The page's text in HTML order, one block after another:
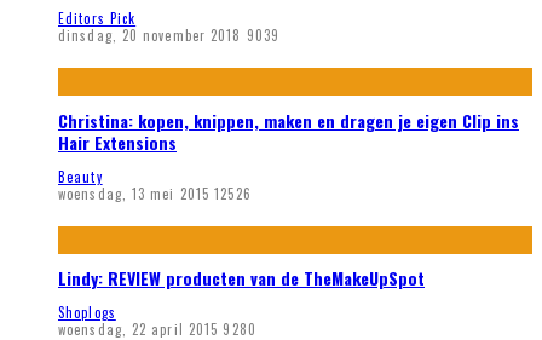
Editors Pick
dinsdag, 20 november 2018 9039
Christina: kopen, knippen, maken en dragen je eigen Clip ins
Hair Extensions
Beauty
woensdag, 13 mei 2015 12526
Lindy: REVIEW producten van de TheMakeUpSpot
Shoplogs
woensdag, 22 april 2015 9280